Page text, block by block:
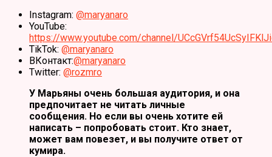
Instagram: @maryanaro
YouTube:
https://www.youtube.com/channel/
TikTok: @maryanaro
ВКонтакт:@maryanaro
Twitter: @rozmro
У Марьяны очень большая аудитория, и она
предпочитает не читать личные
сообщения. Но если вы очень хотите ей
написать – попробовать стоит. Кто знает,
может вам повезет, и вы получите ответ от
кумира.